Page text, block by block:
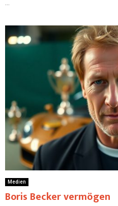
Medien
Boris Becker vermögen